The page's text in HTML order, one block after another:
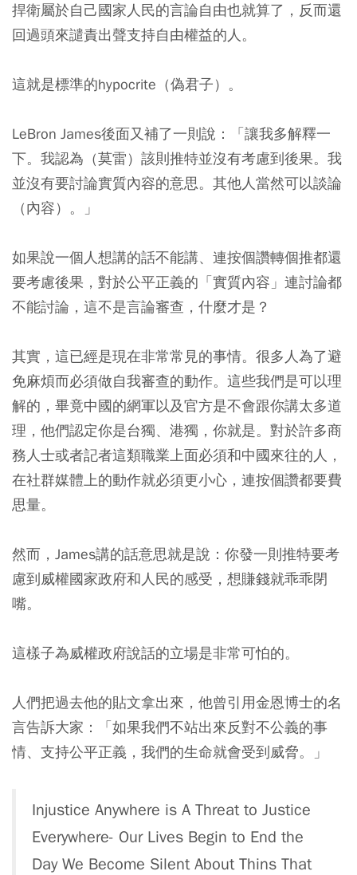
捍衛屬於自己國家人民的言論自由也就算了，反而還
回過頭來譴責出聲支持自由權益的人。
這就是標準的hypocrite（偽君子）。
LeBron James後面又補了一則說：
「讓我多解釋一
下。我認為（莫雷）該則推特並沒有考慮到後果。我
並沒有要討論實質內容的意思。其他人當然可以談論
（內容）。」
如果說一個人想講的話不能講、連按個讚轉個推都還
要考慮後果，對於公平正義的「實質內容」連討論都
不能討論，這不是言論審查，什麼才是？
其實，這已經是現在非常常見的事情。很多人為了避
免麻煩而必須做自我審查的動作。這些我們是可以理
解的，畢竟中國的網軍以及官方是不會跟你講太多道
理，他們認定你是台獨、港獨，你就是。對於許多商
務人士或者記者這類職業上面必須和中國來往的人，
在社群媒體上的動作就必須更小心，連按個讚都要費
思量。
然而， James講的話意思就是說：你發一則推特要考
慮到威權國家政府和人民的感受，想賺錢就乖乖閉
嘴。
這樣子為威權政府說話的立場是非常可怕的。
人們把過去他的貼文拿出來， 他曾引用金恩博士的名
言告訴大家：「如果我們不站出來反對不公義的事
情、支持公平正義，我們的生命就會受到威脅。」
Injustice Anywhere is A Threat to Justice
Everywhere- Our Lives Begin to End the
Day We Become Silent About Thins That